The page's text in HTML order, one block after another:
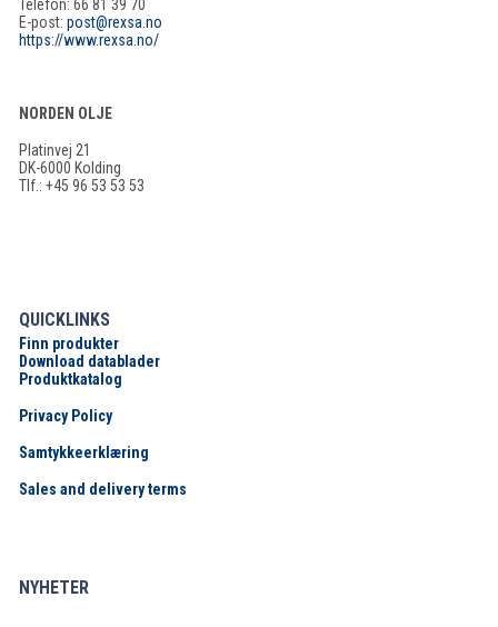
Telefon: 66 81 39 70
E-post: post@rexsa.no
https://www.rexsa.no/
NORDEN OLJE
Platinvej 21
DK-6000 Kolding
Tlf.: +45 96 53 53 53
QUICKLINKS
Finn produkter
Download datablader
Produktkatalog
Privacy Policy
Samtykkeerklæring
Sales and delivery terms
NYHETER